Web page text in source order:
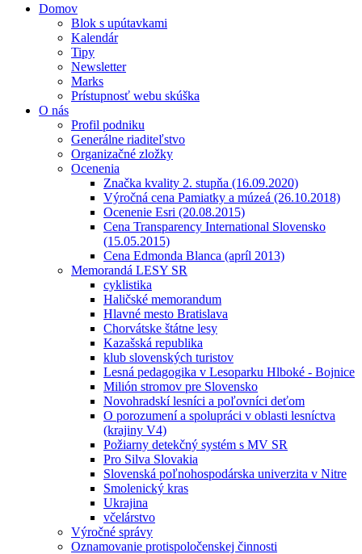
Domov
Blok s upútavkami
Kalendár
Tipy
Newsletter
Marks
Prístupnosť webu skúška
O nás
Profil podniku
Generálne riaditeľstvo
Organizačné zložky
Ocenenia
Značka kvality 2. stupňa (16.09.2020)
Výročná cena Pamiatky a múzeá (26.10.2018)
Ocenenie Esri (20.08.2015)
Cena Transparency International Slovensko
(15.05.2015)
Cena Edmonda Blanca (apríl 2013)
Memorandá LESY SR
cyklistika
Haličské memorandum
Hlavné mesto Bratislava
Chorvátske štátne lesy
Kazašská republika
klub slovenských turistov
Lesná pedagogika v Lesoparku Hlboké - Bojnice
Milión stromov pre Slovensko
Novohradskí lesníci a poľovníci deťom
O porozumení a spolupráci v oblasti lesníctva
(krajiny V4)
Požiarny detekčný systém s MV SR
Pro Silva Slovakia
Slovenská poľnohospodárska univerzita v Nitre
Smolenický kras
Ukrajina
včelárstvo
Výročné správy
Oznamovanie protispoločenskej činnosti